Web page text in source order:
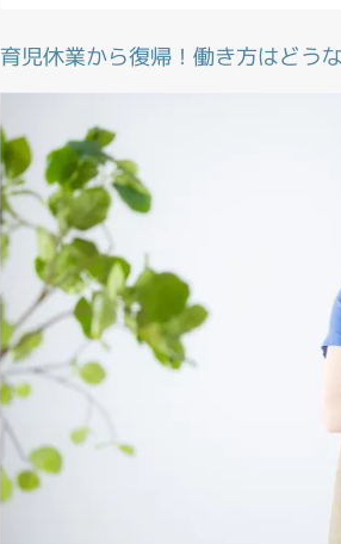
育児休業から復帰！働き方はどう